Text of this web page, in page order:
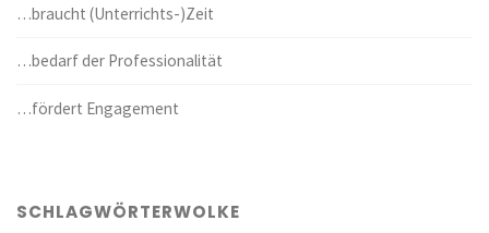
…braucht (Unterrichts-)Zeit
…bedarf der Professionalität
…fördert Engagement
SCHLAGWÖRTERWOLKE